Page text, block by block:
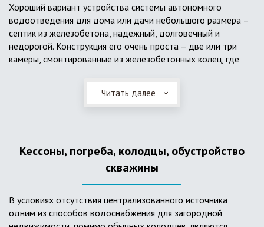
Хороший вариант устройства системы автономного
водоотведения для дома или дачи небольшого размера –
септик из железобетона, надежный, долговечный и
недорогой. Конструкция его очень проста – две или три
камеры, смонтированные из железобетонных колец, где
слой дренажа, устроенный из щебня и песка. Для септика
требуется только очищение через определенное время
большую прочность по сравнению с пластиковыми
Читать далее
Кессоны, погреба, колодцы, обустройство
скважины
В условиях отсутствия централизованного источника
одним из способов водоснабжения для загородной